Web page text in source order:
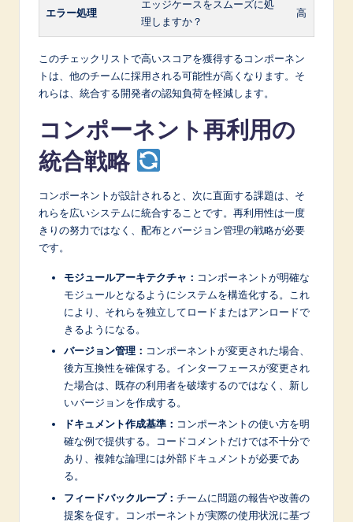
エラー処理
エッジケースをスムーズに処
理しますか？
高
このチェックリストで高いスコアを獲得するコンポーネン
トは、他のチームに採用される可能性が高くなります。そ
れらは、統合する開発者の認知負荷を軽減します。
コンポーネント再利用の
統合戦略
コンポーネントが設計されると、次に直面する課題は、そ
れらを広いシステムに統合することです。再利用性は一度
きりの努力ではなく、配布とバージョン管理の戦略が必要
です。
モジュールアーキテクチャ： コンポーネントが明確な
モジュールとなるようにシステムを構造化する。これ
により、それらを独立してロードまたはアンロードで
きるようになる。
バージョン管理： コンポーネントが変更された場合、
後方互換性を確保する。インターフェースが変更され
た場合は、既存の利用者を破壊するのではなく、新し
いバージョンを作成する。
ドキュメント作成基準： コンポーネントの使い方を明
確な例で提供する。コードコメントだけでは不十分で
あり、複雑な論理には外部ドキュメントが必要であ
る。
フィードバックループ： チームに問題の報告や改善の
提案を促す。コンポーネントが実際の使用状況に基づ